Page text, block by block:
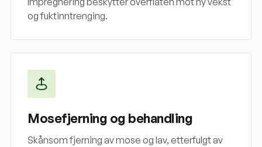
og fuktinntrenging.
Mosefjerning og behandling
Skånsom fjerning av mose og lav, etterfulgt av